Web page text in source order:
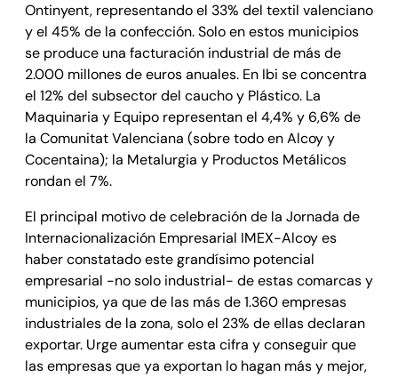
Ontinyent, representando el 33% del textil valenciano
y el 45% de la confección. Solo en estos municipios
se produce una facturación industrial de más de
2.000 millones de euros anuales. En Ibi se concentra
el 12% del subsector del caucho y Plástico. La
Maquinaria y Equipo representan el 4,4% y 6,6% de
la Comunitat Valenciana (sobre todo en Alcoy y
Cocentaina); la Metalurgia y Productos Metálicos
rondan el 7%.
El principal motivo de celebración de la Jornada de
Internacionalización Empresarial IMEX-Alcoy es
haber constatado este grandísimo potencial
empresarial -no solo industrial- de estas comarcas y
municipios, ya que de las más de 1.360 empresas
industriales de la zona, solo el 23% de ellas declaran
exportar. Urge aumentar esta cifra y conseguir que
las empresas que ya exportan lo hagan más y mejor,